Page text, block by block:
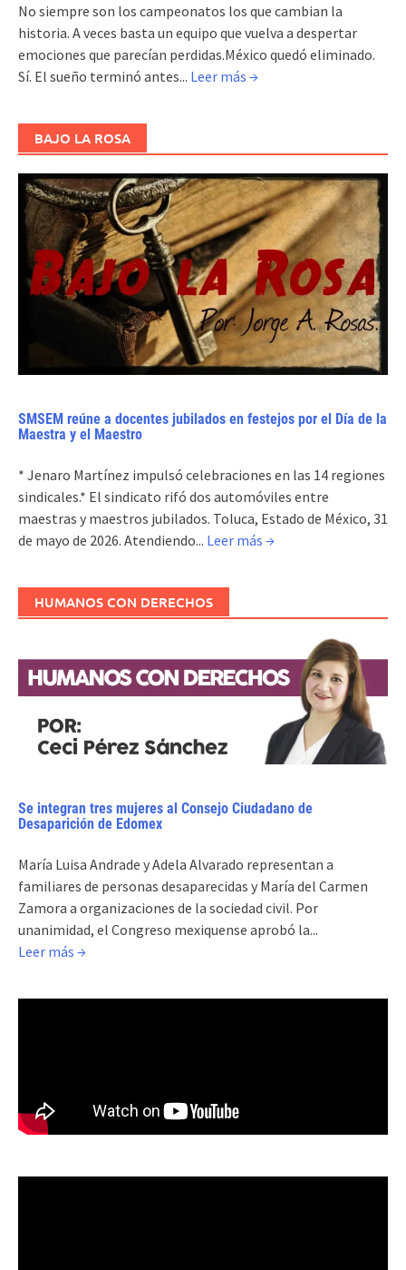
No siempre son los campeonatos los que cambian la
historia. A veces basta un equipo que vuelva a despertar
emociones que parecían perdidas.México quedó eliminado.
Sí. El sueño terminó antes... Leer más →
BAJO LA ROSA
SMSEM reúne a docentes jubilados en festejos por el Día de la
Maestra y el Maestro
* Jenaro Martínez impulsó celebraciones en las 14 regiones
sindicales.* El sindicato rifó dos automóviles entre
maestras y maestros jubilados. Toluca, Estado de México, 31
de mayo de 2026. Atendiendo... Leer más →
HUMANOS CON DERECHOS
Se integran tres mujeres al Consejo Ciudadano de
Desaparición de Edomex
María Luisa Andrade y Adela Alvarado representan a
familiares de personas desaparecidas y María del Carmen
Zamora a organizaciones de la sociedad civil. Por
unanimidad, el Congreso mexiquense aprobó la...
Leer más →